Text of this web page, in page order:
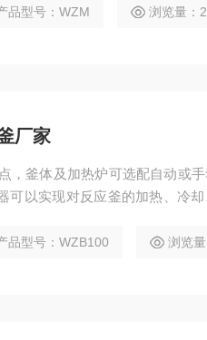
品型号：WZM 浏览量：
厂家
，釜体及加热炉可选配自动或
可以实现对反应釜的加热、冷
品型号：WZB100 浏览